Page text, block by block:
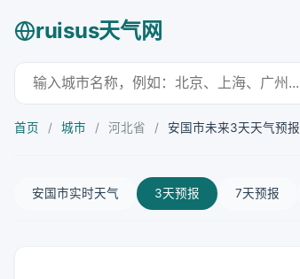
ruisus天气网
首页 / 城市 / 河北省 / 安国市未来3天天气预报
安国市实时天气 3天预报 7天预报